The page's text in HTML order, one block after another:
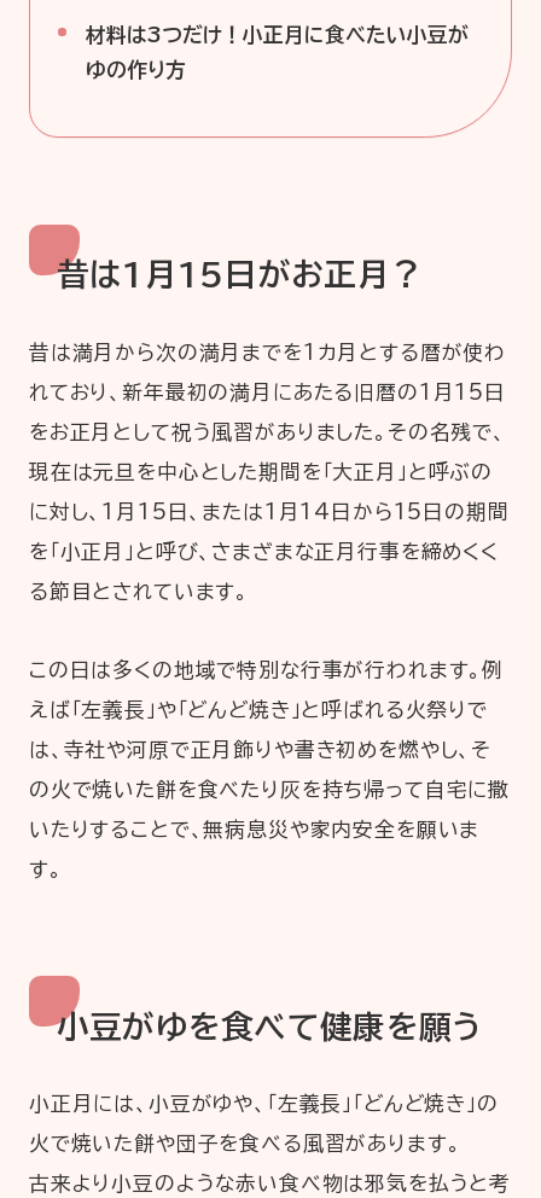
材料は3つだけ！小正月に食べたい小豆が
ゆの作り方
昔は1月15日がお正月？
昔は満月から次の満月までを1カ月とする暦が使わ
れており、新年最初の満月にあたる旧暦の1月15日
をお正月として祝う風習がありました。その名残で、
現在は元旦を中心とした期間を「大正月」と呼ぶの
に対し、1月15日、または1月14日から15日の期間
を「小正月」と呼び、さまざまな正月行事を締めくく
る節目とされています。
この日は多くの地域で特別な行事が行われます。例
えば「左義長」や「どんど焼き」と呼ばれる火祭りで
は、寺社や河原で正月飾りや書き初めを燃やし、そ
の火で焼いた餅を食べたり灰を持ち帰って自宅に撒
いたりすることで、無病息災や家内安全を願いま
す。
小豆がゆを食べて健康を願う
小正月には、小豆がゆや、「左義長」「どんど焼き」の
火で焼いた餅や団子を食べる風習があります。
古来より小豆のような赤い食べ物は邪気を払うと考